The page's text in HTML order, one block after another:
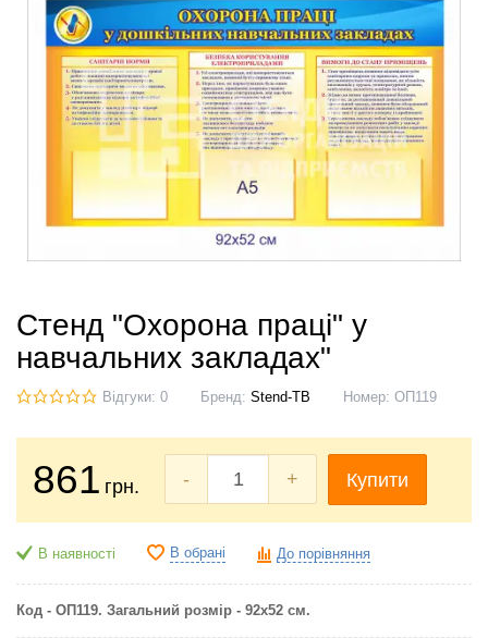
Стенд "Охорона праці" у
навчальних закладах"
Відгуки: 0 Бренд: Stend-TB Номер: ОП119
861 грн. - + Купити
В наявності В обрані До порівняння
Код - ОП119. Загальний розмір - 92х52 см.